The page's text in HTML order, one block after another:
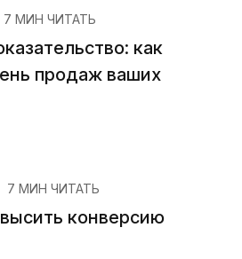
7 МИН ЧИТАТЬ
как
продаж ваших
7 МИН ЧИТАТЬ
конверсию